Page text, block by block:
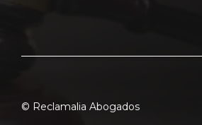
© Reclamalia Abogados